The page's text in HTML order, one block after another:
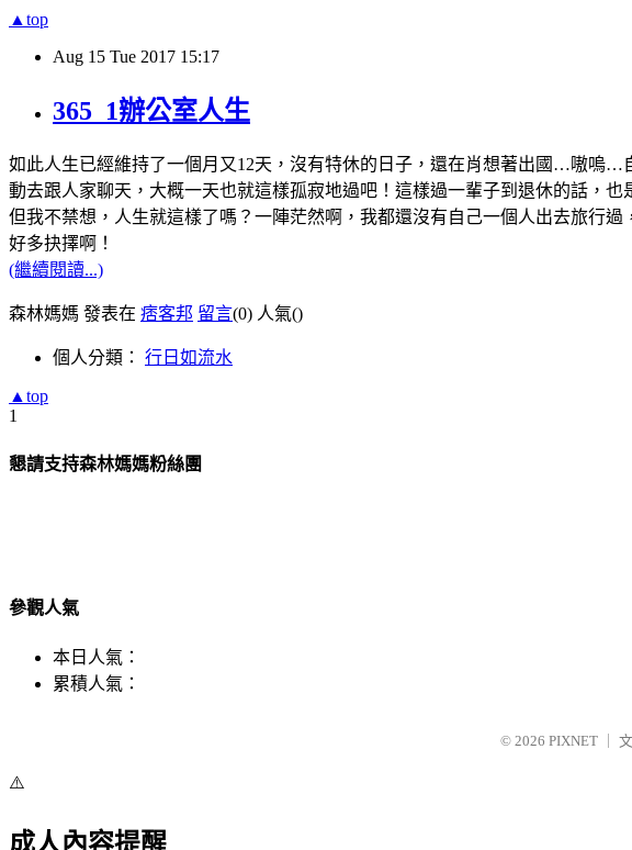
▲top
Aug 15 Tue 2017 15:17
365_1辦公室人生
如此人生已經維持了一個月又12天，沒有特休的日子，還在肖想著出國…嗷嗚
動去跟人家聊天，大概一天也就這樣孤寂地過吧！這樣過一輩子到退休的話，
但我不禁想，人生就這樣了嗎？一陣茫然啊，我都還沒有自己一個人出去旅行
好多抉擇啊！
(繼續閱讀...)
森林媽媽 發表在 痞客邦 留言(0) 人氣()
個人分類： 行日如流水
▲top
1
懇請支持森林媽媽粉絲團
參觀人氣
本日人氣：
累積人氣：
© 2026 PIXNET
⚠️
成人內容提醒